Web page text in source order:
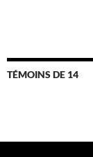
TÉMOINS DE 14